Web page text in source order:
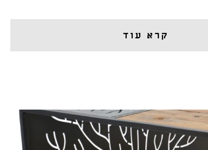
קרא עוד